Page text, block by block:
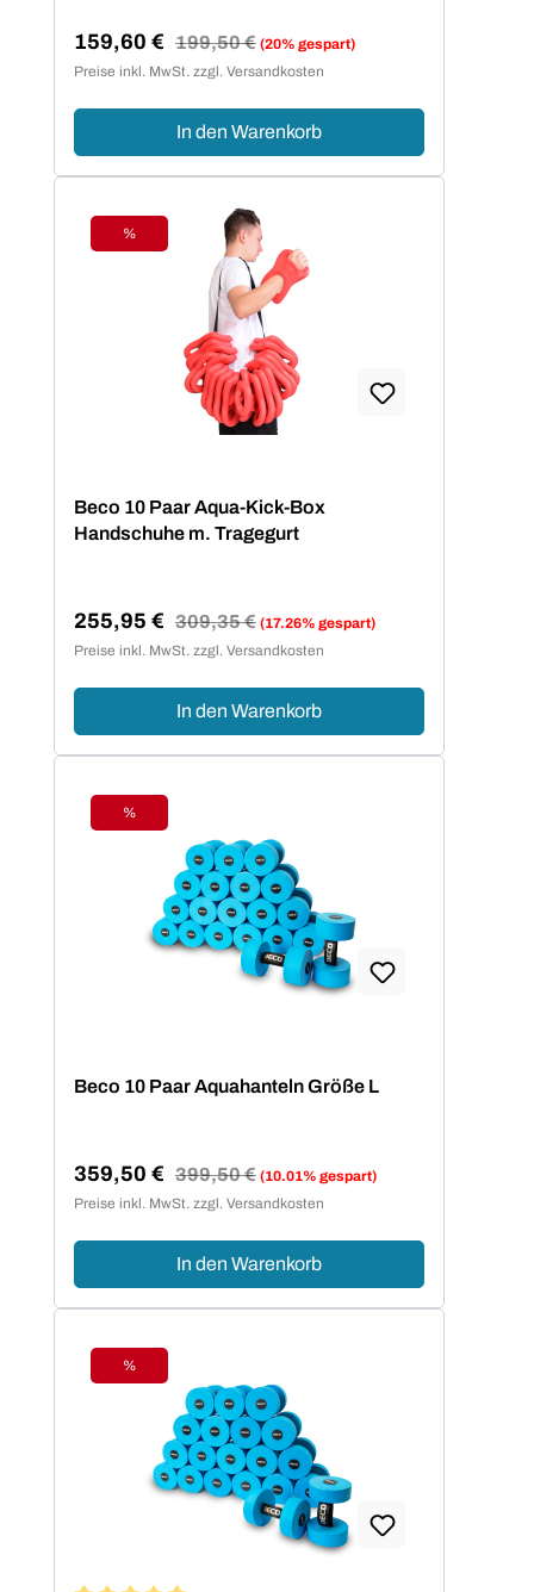
Verkaufspreis:
159,60 € Regulärer Preis:
199,50 € (20% gespart)
Preise inkl. MwSt. zzgl. Versandkosten
In den Warenkorb
Rabatt
%
Beco 10 Paar Aqua-Kick-Box
Handschuhe m. Tragegurt
Verkaufspreis:
255,95 € Regulärer Preis:
309,35 € (17.26% gespart)
Preise inkl. MwSt. zzgl. Versandkosten
In den Warenkorb
Rabatt
%
Beco 10 Paar Aquahanteln Größe L
Verkaufspreis:
359,50 € Regulärer Preis:
399,50 € (10.01% gespart)
Preise inkl. MwSt. zzgl. Versandkosten
In den Warenkorb
Rabatt
%